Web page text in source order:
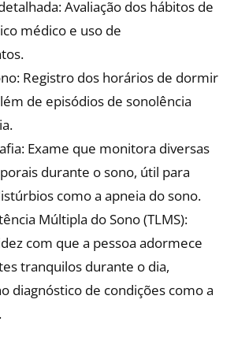
Avaliação dos hábitos de
médico e uso de
Registro dos horários de dormir
de episódios de sonolência
Exame que monitora diversas
durante o sono, útil para
como a apneia do sono.​
Múltipla do Sono (TLMS):
com que a pessoa adormece
tranquilos durante o dia,
diagnóstico de condições como a